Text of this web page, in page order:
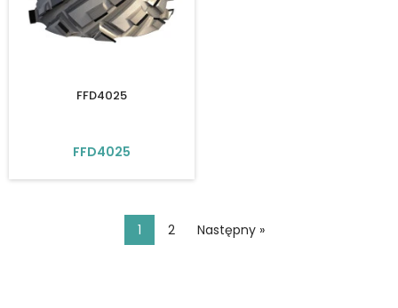
FFD4025
FFD4025
1 2 Następny »